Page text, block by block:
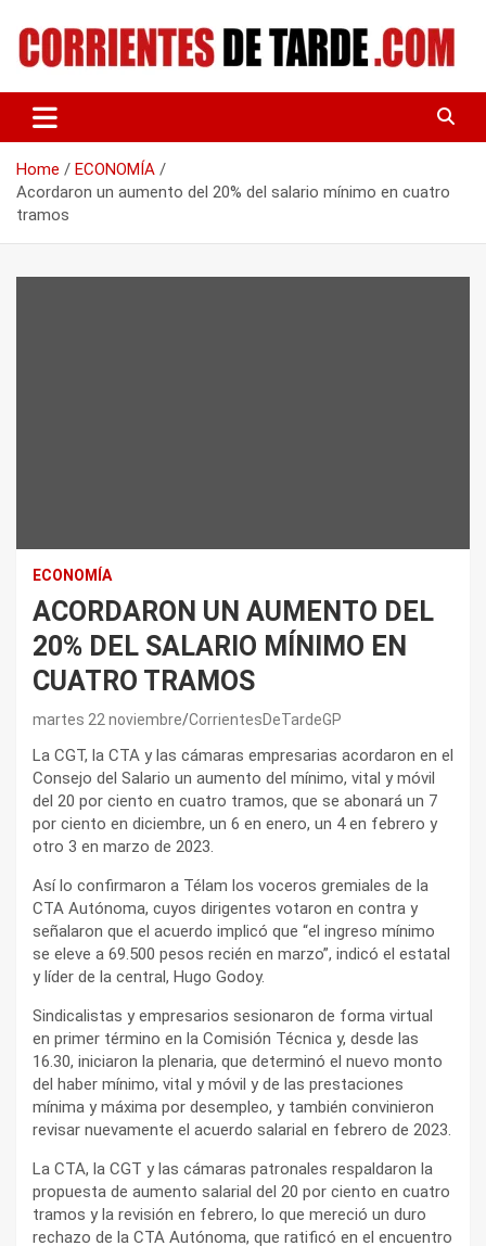
content
CORRIENTES DE TARDE
Home
ECONOMÍA
Acordaron un aumento del 20% del salario mínimo en cuatro
tramos
ECONOMÍA
ACORDARON UN AUMENTO DEL
20% DEL SALARIO MÍNIMO EN
CUATRO TRAMOS
martes 22 noviembre CorrientesDeTardeGP
La CGT, la CTA y las cámaras empresarias acordaron en el
Consejo del Salario un aumento del mínimo, vital y móvil
del 20 por ciento en cuatro tramos, que se abonará un 7
por ciento en diciembre, un 6 en enero, un 4 en febrero y
otro 3 en marzo de 2023.
Así lo confirmaron a Télam los voceros gremiales de la
CTA Autónoma, cuyos dirigentes votaron en contra y
señalaron que el acuerdo implicó que “el ingreso mínimo
se eleve a 69.500 pesos recién en marzo”, indicó el estatal
y líder de la central, Hugo Godoy.
Sindicalistas y empresarios sesionaron de forma virtual
en primer término en la Comisión Técnica y, desde las
16.30, iniciaron la plenaria, que determinó el nuevo monto
del haber mínimo, vital y móvil y de las prestaciones
mínima y máxima por desempleo, y también convinieron
revisar nuevamente el acuerdo salarial en febrero de 2023.
La CTA, la CGT y las cámaras patronales respaldaron la
propuesta de aumento salarial del 20 por ciento en cuatro
tramos y la revisión en febrero, lo que mereció un duro
rechazo de la CTA Autónoma, que ratificó en el encuentro